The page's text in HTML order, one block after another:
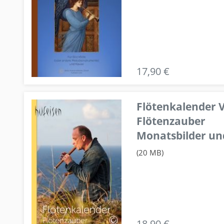
17,90 €
Flötenkalender
Flötenzauber
Monatsbilder
(20 MB)